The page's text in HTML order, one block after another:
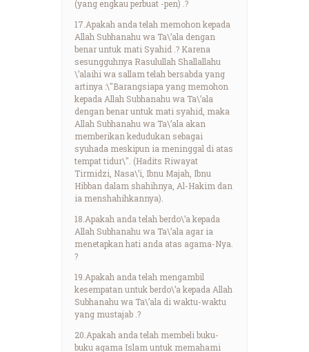
(yang engkau perbuat -pen) .?
17.Apakah anda telah memohon kepada
Allah Subhanahu wa Ta\’ala dengan
benar untuk mati Syahid .? Karena
sesungguhnya Rasulullah Shallallahu
\’alaihi wa sallam telah bersabda yang
artinya :\"Barangsiapa yang memohon
kepada Allah Subhanahu wa Ta\’ala
dengan benar untuk mati syahid, maka
Allah Subhanahu wa Ta\’ala akan
memberikan kedudukan sebagai
syuhada meskipun ia meninggal di atas
tempat tidur\". (Hadits Riwayat
Tirmidzi, Nasa\’i, Ibnu Majah, Ibnu
Hibban dalam shahihnya, Al-Hakim dan
ia menshahihkannya).
18.Apakah anda telah berdo\’a kepada
Allah Subhanahu wa Ta\’ala agar ia
menetapkan hati anda atas agama-Nya.
?
19.Apakah anda telah mengambil
kesempatan untuk berdo\’a kepada Allah
Subhanahu wa Ta\’ala di waktu-waktu
yang mustajab .?
20.Apakah anda telah membeli buku-
buku agama Islam untuk memahami